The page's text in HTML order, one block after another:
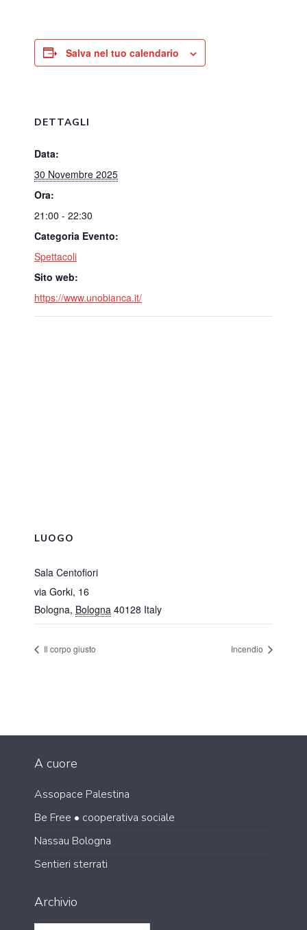
Salva nel tuo calendario
DETTAGLI
Data:
30 Novembre 2025
Ora:
21:00 - 22:30
Categoria Evento:
Spettacoli
Sito web:
https://www.unobianca.it/
LUOGO
Sala Centofiori
via Gorki, 16
Bologna, Bologna 40128 Italy
Il corpo giusto Incendio
A cuore
Assopace Palestina
Be Free • cooperativa sociale
Nassau Bologna
Sentieri sterrati
Archivio